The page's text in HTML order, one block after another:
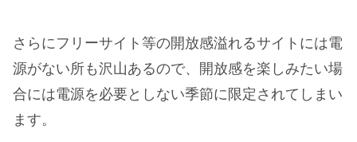
さらにフリーサイト等の開放感溢れるサイトには電
源がない所も沢山あるので、開放感を楽しみたい場
合には電源を必要としない季節に限定されてしまい
ます。